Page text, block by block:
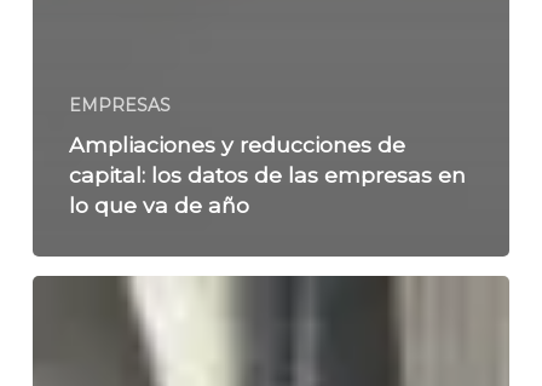
EMPRESAS
Ampliaciones y reducciones de
capital: los datos de las empresas en
lo que va de año